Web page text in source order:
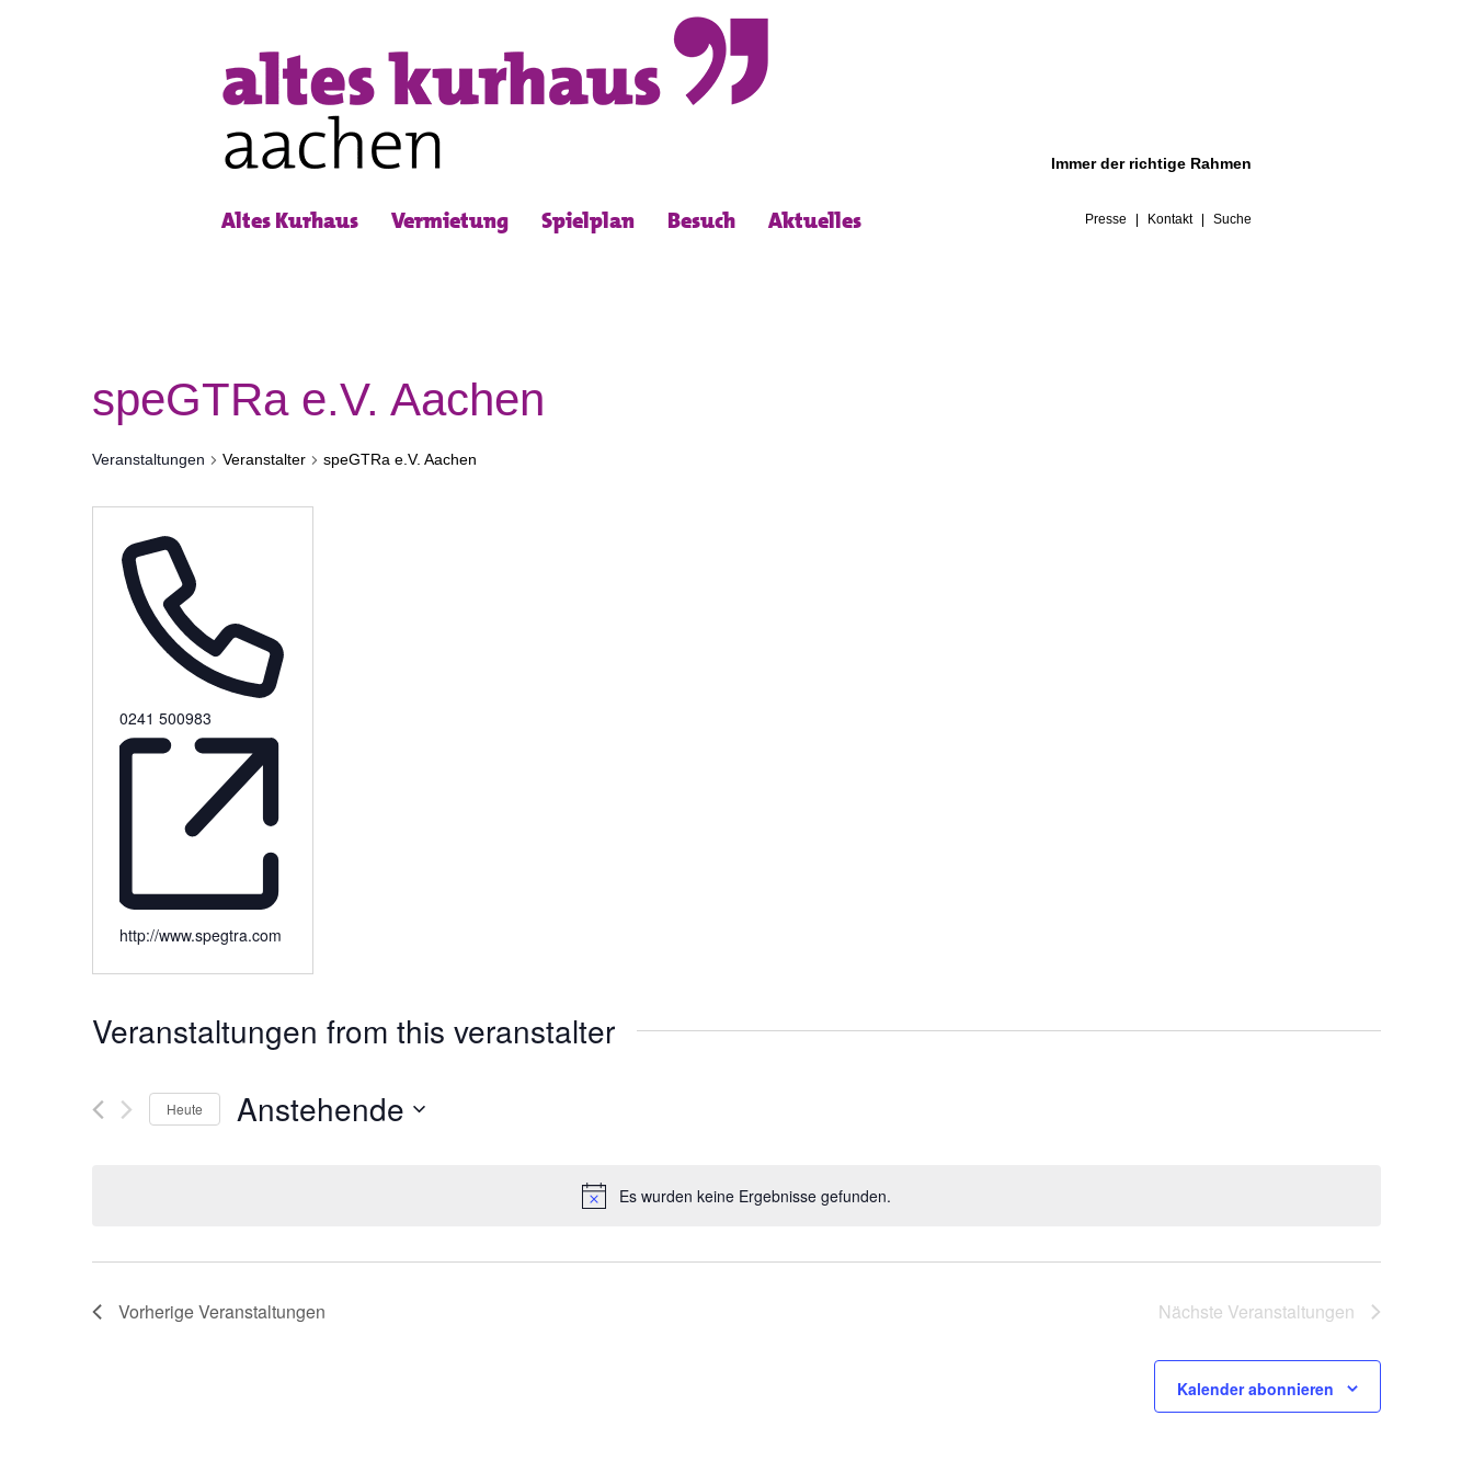
Immer der richtige Rahmen
Altes Kurhaus Vermietung Spielplan Besuch Aktuelles Presse Kontakt Suche
Es wurden keine Ergebnisse gefunden.
speGTRa e.V. Aachen
Veranstaltungen Veranstalter speGTRa e.V. Aachen
0241 500983
http://www.spegtra.com
Veranstaltungen from this veranstalter
Heute Anstehende
VorherigeVeranstaltungen Nächste Veranstaltungen
Kalender abonnieren